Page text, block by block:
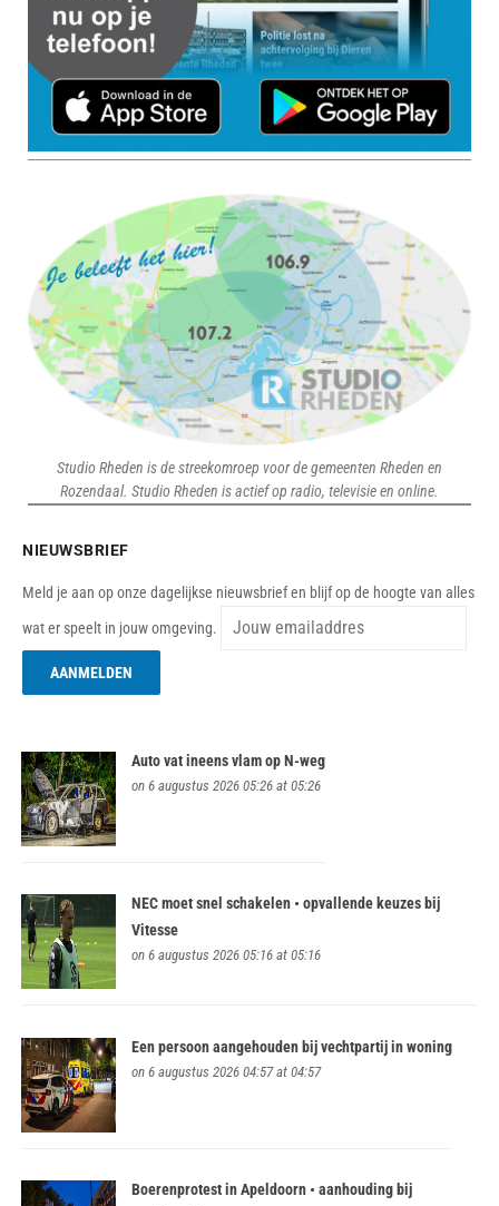
Studio Rheden is de streekomroep voor de gemeenten Rheden en
Rozendaal. Studio Rheden is actief op radio, televisie en online.
NIEUWSBRIEF
Meld je aan op onze dagelijkse nieuwsbrief en blijf op de hoogte van alles
wat er speelt in jouw omgeving.
Auto vat ineens vlam op N-weg
on 6 augustus 2026 05:26 at 05:26
NEC moet snel schakelen • opvallende keuzes bij
Vitesse
on 6 augustus 2026 05:16 at 05:16
Een persoon aangehouden bij vechtpartij in woning
on 6 augustus 2026 04:57 at 04:57
Boerenprotest in Apeldoorn • aanhouding bij